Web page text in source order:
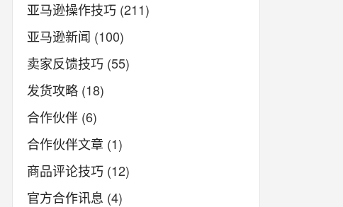
亚马逊操作技巧 (211)
亚马逊新闻 (100)
卖家反馈技巧 (55)
发货攻略 (18)
合作伙伴 (6)
合作伙伴文章 (1)
商品评论技巧 (12)
官方合作讯息 (4)